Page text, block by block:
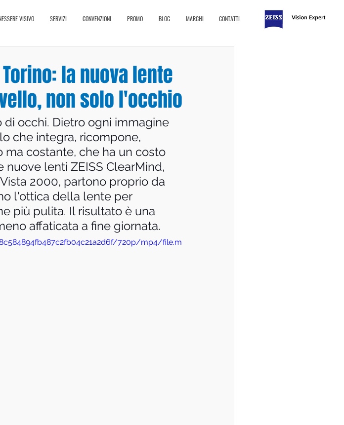
VISIVO SERVIZI CONVENZIONI PROMO BLOG MARCHI CONTATTI
Torino: la nuova lente
non solo l'occhio
occhi. Dietro ogni immagine
che integra, ricompone,
ma costante, che ha un costo
lenti ZEISS ClearMind,
2000, partono proprio da
l'ottica della lente per
più pulita. Il risultato è una
affaticata a fine giornata.
720p/mp4/file.m